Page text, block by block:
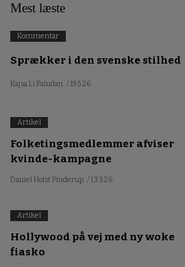
Mest læste
Kommentar
Sprækker i den svenske stilhed
Kajsa Li Paludan / 19.5.26
Artikel
Folketingsmedlemmer afviser
kvinde-kampagne
Daniel Holst Pinderup / 13.5.26
Artikel
Hollywood på vej med ny woke
fiasko